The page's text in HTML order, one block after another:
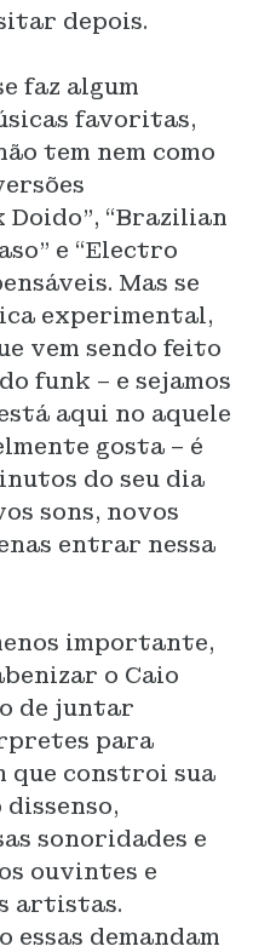
depois.
faz algum
favoritas,
tem nem como
Doido”, “Brazilian
e “Electro
Mas se
experimental,
vem sendo feito
funk – e sejamos
aqui no aquele
gosta – é
do seu dia
sons, novos
entrar nessa
importante,
o Caio
de juntar
para
que constroi sua
sonoridades e
ouvintes e
artistas.
essas demandam